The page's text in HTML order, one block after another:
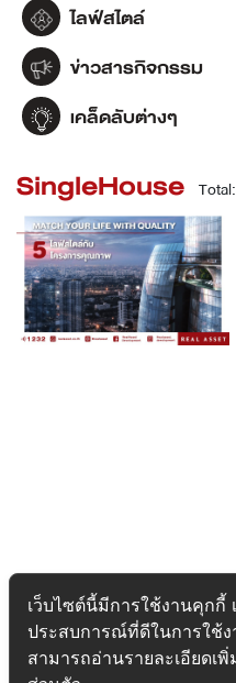
ไลฟ์สไตล์
ข่าวสารกิจกรรม
เคล็ดลับต่างๆ
SingleHouse
เว็บไซต์นี้มีการใช้งานคุกกี้
ประสบการณ์ที่ดีในการใช้
สามารถอ่านรายละเอียดเพิ่